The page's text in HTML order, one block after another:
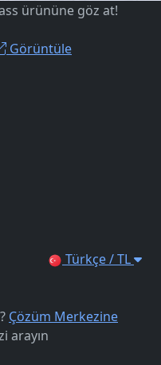
ürününe göz at!
Görüntüle
Türkçe / TL
Çözüm Merkezine
arayın